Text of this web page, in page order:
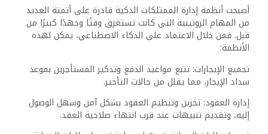
أصبحت أنظمة إدارة الممتلكات الذكية قادرة على أتمتة العديد
من المهام الروتينية التي كانت تستغرق وقتًا وجهدًا كبيرًا من
قبل. فمن خلال الاعتماد على الذكاء الاصطناعي، يمكن لهذه
الأنظمة:
تجميع الإيجارات: تتبع مواعيد الدفع وتذكير المستأجرين بموعد
سداد الإيجار، مما يقلل من حالات التأخير.
إدارة العقود: تخزين وتنظيم العقود بشكل آمن وسهل الوصول
إليه، وتقديم تنبيهات عند قرب انتهاء صلاحية العقد.